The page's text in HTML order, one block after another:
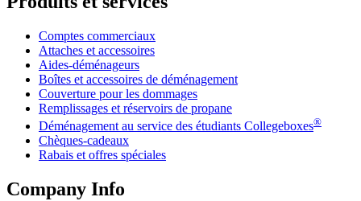
Comptes commerciaux
Attaches et accessoires
Aides-déménageurs
Boîtes et accessoires de déménagement
Couverture pour les dommages
Remplissages et réservoirs de propane
Déménagement au service des étudiants Collegeboxes®
Chèques-cadeaux
Rabais et offres spéciales
Company Info